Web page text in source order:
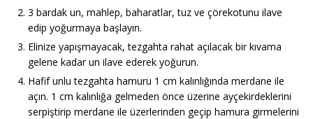
3 bardak un, mahlep, baharatlar, tuz ve çörekotunu ilave
edip yoğurmaya başlayın.
Elinize yapışmayacak, tezgahta rahat açılacak bir kıvama
gelene kadar un ilave ederek yoğurun.
Hafif unlu tezgahta hamuru 1 cm kalınlığında merdane ile
açın. 1 cm kalınlığa gelmeden önce üzerine ayçekirdeklerini
serpiştirip merdane ile üzerlerinden geçip hamura girmelerini